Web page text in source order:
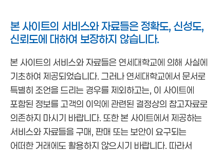
본 사이트의 서비스와 자료들은 정확도, 신성도,
신뢰도에 대하여 보장하지 않습니다.
본 사이트의 서비스와 자료들은 연세대학교에 의해 사실에
기초하여 제공되었습니다. 그러나 연세대학교에서 문서로
특별히 조언을 드리는 경우를 제외하고는, 이 사이트에
포함된 정보를 고객의 이익에 관련된 결정상의 참고자료로
의존하지 마시기 바랍니다. 또한 본 사이트에서 제공하는
서비스와 자료들을 구매, 판매 또는 보안이 요구되는
어떠한 거래에도 활용하지 않으시기 바랍니다. 따라서